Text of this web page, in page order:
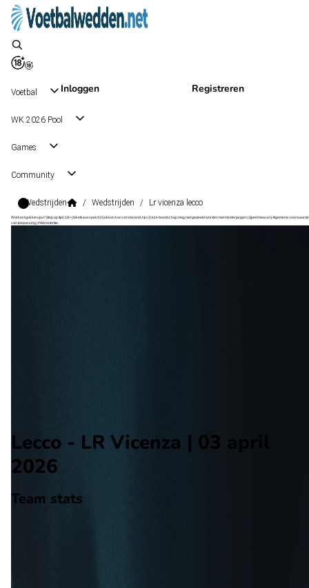
Inloggen Registreren
Voetbal
WK 2026 Pool
Games
Community
Wedstrijden / Wedstrijden / Lr vicenza lecco
Wat kost gokken jou? Stop op tijd | 18+ | loketkansspel.nl | Gokken kan verslavend zijn | Deze boodschap mag niet gedeeld worden met minderjarigen | Speel bewust | Algemene
van toepassing | #Advertentie
Lecco - LR Vicenza | 03 april
2026
Team stats